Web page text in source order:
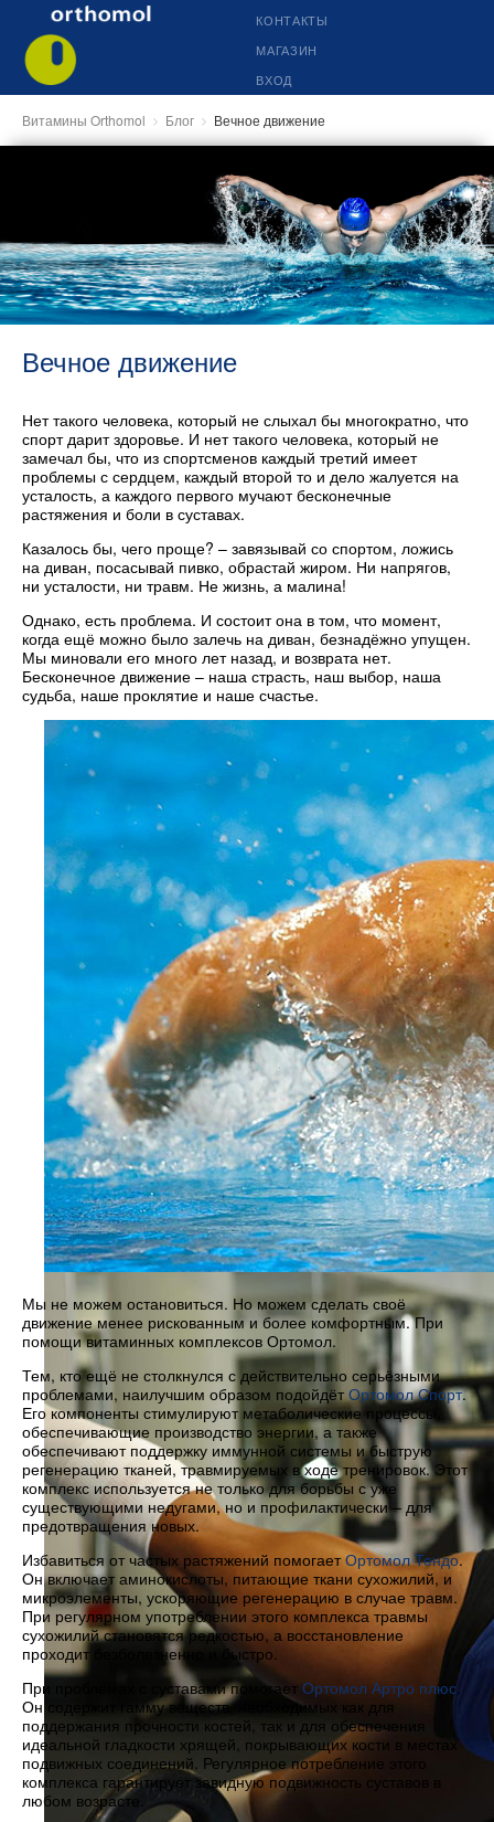
КОНТАКТЫ
МАГАЗИН
ВХОД
Витамины Orthomol Блог Вечное движение
Вечное движение
Нет такого человека, который не слыхал бы многократно, что
спорт дарит здоровье. И нет такого человека, который не
замечал бы, что из спортсменов каждый третий имеет
проблемы с сердцем, каждый второй то и дело жалуется на
усталость, а каждого первого мучают бесконечные
растяжения и боли в суставах.
Казалось бы, чего проще? – завязывай со спортом, ложись
на диван, посасывай пивко, обрастай жиром. Ни напрягов,
ни усталости, ни травм. Не жизнь, а малина!
Однако, есть проблема. И состоит она в том, что момент,
когда ещё можно было залечь на диван, безнадёжно упущен.
Мы миновали его много лет назад, и возврата нет.
Бесконечное движение – наша страсть, наш выбор, наша
судьба, наше проклятие и наше счастье.
Мы не можем остановиться. Но можем сделать своё
движение менее рискованным и более комфортным. При
помощи витаминных комплексов Ортомол.
Тем, кто ещё не столкнулся с действительно серьёзными
проблемами, наилучшим образом подойдётОртомол Спорт.
Его компоненты стимулируют метаболические процессы,
обеспечивающие производство энергии, а также
обеспечивают поддержку иммунной системы и быструю
регенерацию тканей, травмируемых в ходе тренировок. Этот
комплекс используется не только для борьбы с уже
существующими недугами, но и профилактически – для
предотвращения новых.
Избавиться от частых растяжений помогаетОртомол Тендо.
Он включает аминокислоты, питающие ткани сухожилий, и
микроэлементы, ускоряющие регенерацию в случае травм.
При регулярном употреблении этого комплекса травмы
сухожилий становятся редкостью, а восстановление
проходит безболезненно и быстро.
При проблемах с суставами помогает Ортомол Артро плюс.
Он содержит гамму веществ, необходимых как для
поддержания прочности костей, так и для обеспечения
идеальной гладкости хрящей, покрывающих кости в местах
подвижных соединений. Регулярное потребление этого
комплекса гарантирует завидную подвижность суставов в
любом возрасте.